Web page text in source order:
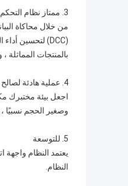
3. ممتاز نظام التحكم في درجة الحرارة لحماية العينة وتوفير الطاقة.
بالمنتجات
4. عملية هادئة لصالح بيئتك
وصغير الحجم نسبيًا
5. للتوسعة
يعتمد النظام واجهة
النظام.